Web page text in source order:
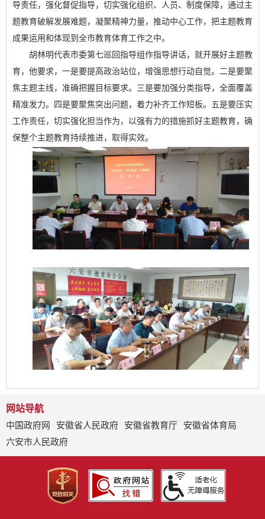
导责任，强化督促指导，切实强化组织、人员、制度保障，通过主
题教育破解发展难题，凝聚精神力量，推动中心工作，把主题教育
成果运用和体现到全市教育体育工作之中。
胡林明代表市委第七巡回指导组作指导讲话，就开展好主题教
育，他要求，一是要提高政治站位，增强思想行动自觉。二是要聚
焦主题主线，准确把握目标要求。三是要加强分类指导，全面覆盖
精准发力。四是要聚焦突出问题，着力补齐工作短板。五是要压实
工作责任，切实强化担当作为，以强有力的措施抓好主题教育，确
保整个主题教育持续推进，取得实效。
网站导航
中国政府网 安徽省人民政府 安徽省教育厅
安徽省体育局
六安市人民政府